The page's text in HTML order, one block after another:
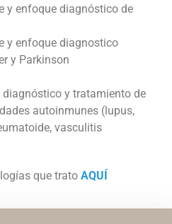
y enfoque diagnóstico de
y enfoque diagnostico
y Parkinson
diagnóstico y tratamiento de
autoinmunes (lupus,
vasculitis
que trato AQUÍ